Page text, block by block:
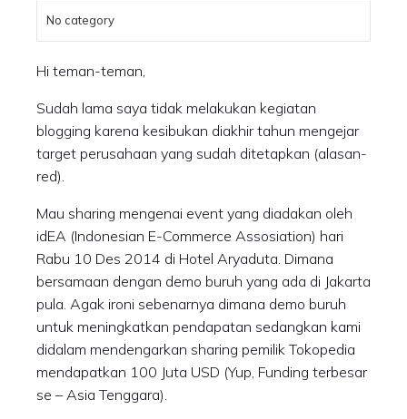
No category
Hi teman-teman,
Sudah lama saya tidak melakukan kegiatan
blogging karena kesibukan diakhir tahun mengejar
target perusahaan yang sudah ditetapkan (alasan-
red).
Mau sharing mengenai event yang diadakan oleh
idEA (Indonesian E-Commerce Assosiation) hari
Rabu 10 Des 2014 di Hotel Aryaduta. Dimana
bersamaan dengan demo buruh yang ada di Jakarta
pula. Agak ironi sebenarnya dimana demo buruh
untuk meningkatkan pendapatan sedangkan kami
didalam mendengarkan sharing pemilik Tokopedia
mendapatkan 100 Juta USD (Yup, Funding terbesar
se – Asia Tenggara).